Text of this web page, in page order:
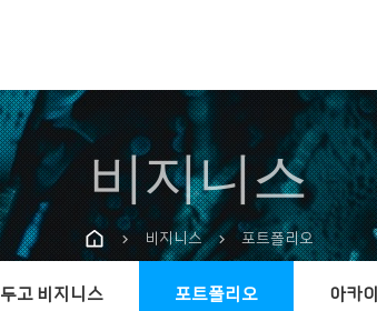
비지니스
chevron_right 비지니스 chevron_right 포트폴리오
두고 비지니스 포트폴리오 아카